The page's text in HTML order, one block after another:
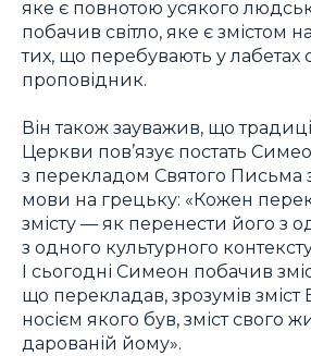
яке є повнотою усякого
побачив світло, яке є змістом
тих, що перебувають у лабетах
проповідник.
Він також зауважив, що
Церкви пов’язує постать
з перекладом Святого Письма
мови на грецьку: «Кожен
змісту — як перенести його з
з одного культурного
І сьогодні Симеон побачив
що перекладав, зрозумів зміст
носієм якого був, зміст свого
дарованій йому».